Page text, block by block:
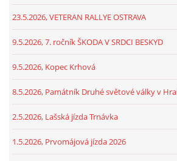
23.5.2026, VETERAN RALLYE OSTRAVA
9.5.2026, 7. ročník ŠKODA V SRDCI BESKYD
9.5.2026, Kopec Krhová
8.5.2026, Památník Druhé světové války v
2.5.2026, Lašská jízda Trnávka
1.5.2026, Prvomájová jízda 2026